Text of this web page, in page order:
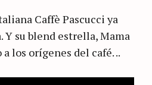
Caffè Pascucci ya
Y su blend estrella, Mama
los orígenes del café. ..